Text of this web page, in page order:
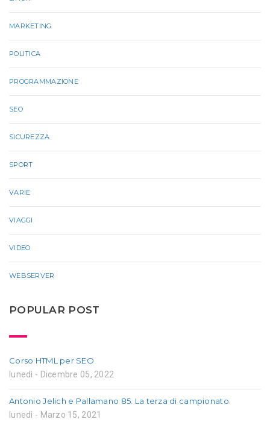
MARKETING
POLITICA
PROGRAMMAZIONE
SEO
SICUREZZA
SPORT
VARIE
VIAGGI
VIDEO
WEBSERVER
POPULAR POST
Corso HTML per SEO
lunedì - Dicembre 05, 2022
Antonio Jelich e Pallamano 85. La terza di campionato.
lunedì - Marzo 15, 2021